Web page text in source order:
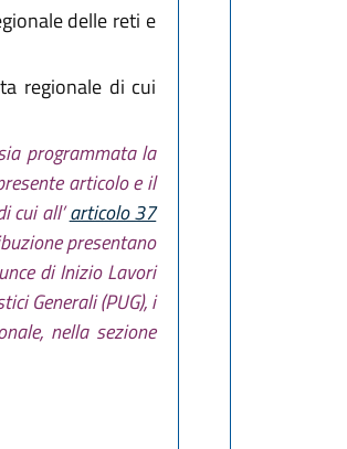
delle reti e
regionale di cui
programmata la
articolo e il
cui all’articolo 37
presentano
di Inizio Lavori
Generali (PUG), i
nella sezione